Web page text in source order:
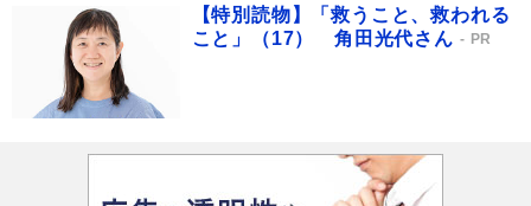
【特別読物】「救うこと、救われる
こと」（17） 角田光代さん
PR